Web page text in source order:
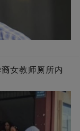
女教师厕所内